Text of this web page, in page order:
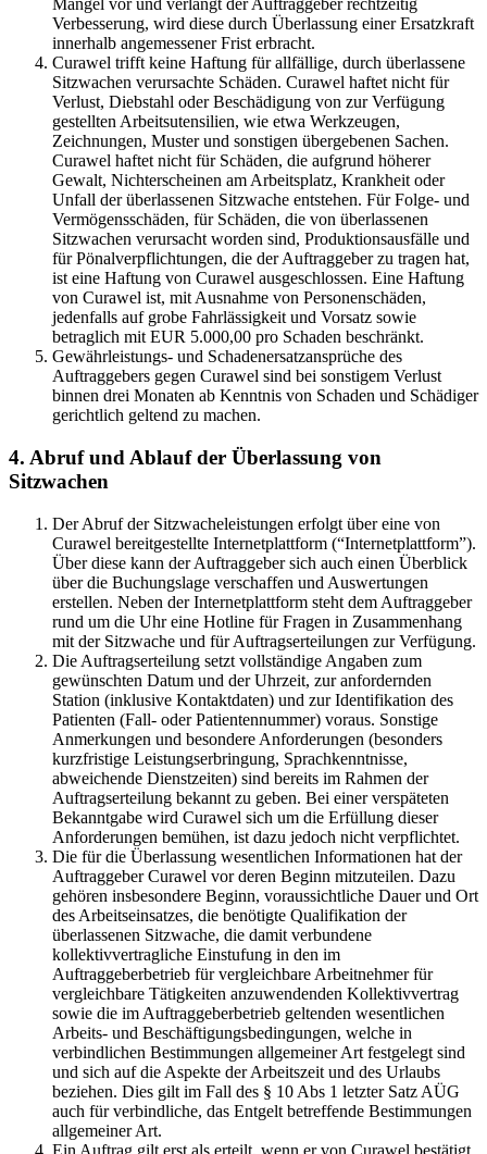
Mangel vor und verlangt der Auftraggeber rechtzeitig
Verbesserung, wird diese durch Überlassung einer Ersatzkraft
innerhalb angemessener Frist erbracht.
Curawel trifft keine Haftung für allfällige, durch überlassene
Sitzwachen verursachte Schäden. Curawel haftet nicht für
Verlust, Diebstahl oder Beschädigung von zur Verfügung
gestellten Arbeitsutensilien, wie etwa Werkzeugen,
Zeichnungen, Muster und sonstigen übergebenen Sachen.
Curawel haftet nicht für Schäden, die aufgrund höherer
Gewalt, Nichterscheinen am Arbeitsplatz, Krankheit oder
Unfall der überlassenen Sitzwache entstehen. Für Folge- und
Vermögensschäden, für Schäden, die von überlassenen
Sitzwachen verursacht worden sind, Produktionsausfälle und
für Pönalverpflichtungen, die der Auftraggeber zu tragen hat,
ist eine Haftung von Curawel ausgeschlossen. Eine Haftung
von Curawel ist, mit Ausnahme von Personenschäden,
jedenfalls auf grobe Fahrlässigkeit und Vorsatz sowie
betraglich mit EUR 5.000,00 pro Schaden beschränkt.
Gewährleistungs- und Schadenersatzansprüche des
Auftraggebers gegen Curawel sind bei sonstigem Verlust
binnen drei Monaten ab Kenntnis von Schaden und Schädiger
gerichtlich geltend zu machen.
4. Abruf und Ablauf der Überlassung von
Sitzwachen
Der Abruf der Sitzwacheleistungen erfolgt über eine von
Curawel bereitgestellte Internetplattform (“Internetplattform”).
Über diese kann der Auftraggeber sich auch einen Überblick
über die Buchungslage verschaffen und Auswertungen
erstellen. Neben der Internetplattform steht dem Auftraggeber
rund um die Uhr eine Hotline für Fragen in Zusammenhang
mit der Sitzwache und für Auftragserteilungen zur Verfügung.
Die Auftragserteilung setzt vollständige Angaben zum
gewünschten Datum und der Uhrzeit, zur anfordernden
Station (inklusive Kontaktdaten) und zur Identifikation des
Patienten (Fall- oder Patientennummer) voraus. Sonstige
Anmerkungen und besondere Anforderungen (besonders
kurzfristige Leistungserbringung, Sprachkenntnisse,
abweichende Dienstzeiten) sind bereits im Rahmen der
Auftragserteilung bekannt zu geben. Bei einer verspäteten
Bekanntgabe wird Curawel sich um die Erfüllung dieser
Anforderungen bemühen, ist dazu jedoch nicht verpflichtet.
Die für die Überlassung wesentlichen Informationen hat der
Auftraggeber Curawel vor deren Beginn mitzuteilen. Dazu
gehören insbesondere Beginn, voraussichtliche Dauer und Ort
des Arbeitseinsatzes, die benötigte Qualifikation der
überlassenen Sitzwache, die damit verbundene
kollektivvertragliche Einstufung in den im
Auftraggeberbetrieb für vergleichbare Arbeitnehmer für
vergleichbare Tätigkeiten anzuwendenden Kollektivvertrag
sowie die im Auftraggeberbetrieb geltenden wesentlichen
Arbeits- und Beschäftigungsbedingungen, welche in
verbindlichen Bestimmungen allgemeiner Art festgelegt sind
und sich auf die Aspekte der Arbeitszeit und des Urlaubs
beziehen. Dies gilt im Fall des § 10 Abs 1 letzter Satz AÜG
auch für verbindliche, das Entgelt betreffende Bestimmungen
allgemeiner Art.
Ein Auftrag gilt erst als erteilt, wenn er von Curawel bestätigt